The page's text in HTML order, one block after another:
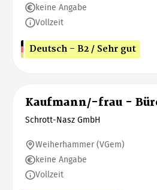
keine Angabe
Vollzeit
Deutsch - B2 / Sehr gut
Kaufmann/-frau -
Schrott-Nasz GmbH
Weiherhammer (VGem)
keine Angabe
Vollzeit